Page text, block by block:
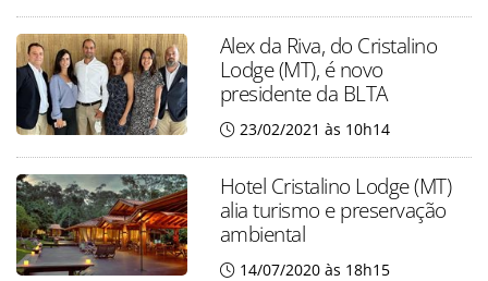
Alex da Riva, do Cristalino
Lodge (MT), é novo
presidente da BLTA
23/02/2021 às 10h14
Hotel Cristalino Lodge (MT)
alia turismo e preservação
ambiental
14/07/2020 às 18h15